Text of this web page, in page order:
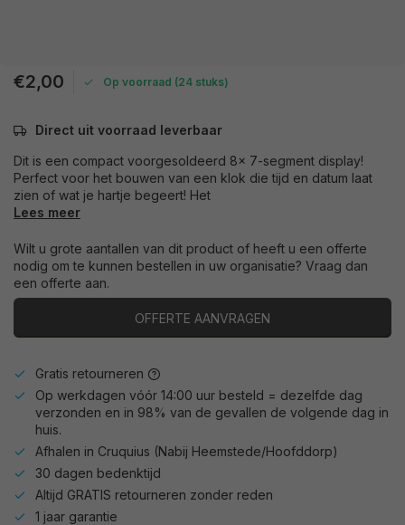
€2,00 Op voorraad (24 stuks)
Direct uit voorraad leverbaar
Dit is een compact voorgesoldeerd 8x 7-segment display!
Perfect voor het bouwen van een klok die tijd en datum laat
zien of wat je hartje begeert! Het
Lees meer
Wilt u grote aantallen van dit product of heeft u een offerte
nodig om te kunnen bestellen in uw organisatie? Vraag dan
een offerte aan.
OFFERTE AANVRAGEN
Gratis retourneren
Op werkdagen vóór 14:00 uur besteld = dezelfde dag
verzonden en in 98% van de gevallen de volgende dag in
huis.
Afhalen in Cruquius (Nabij Heemstede/Hoofddorp)
30 dagen bedenktijd
Altijd GRATIS retourneren zonder reden
1 jaar garantie